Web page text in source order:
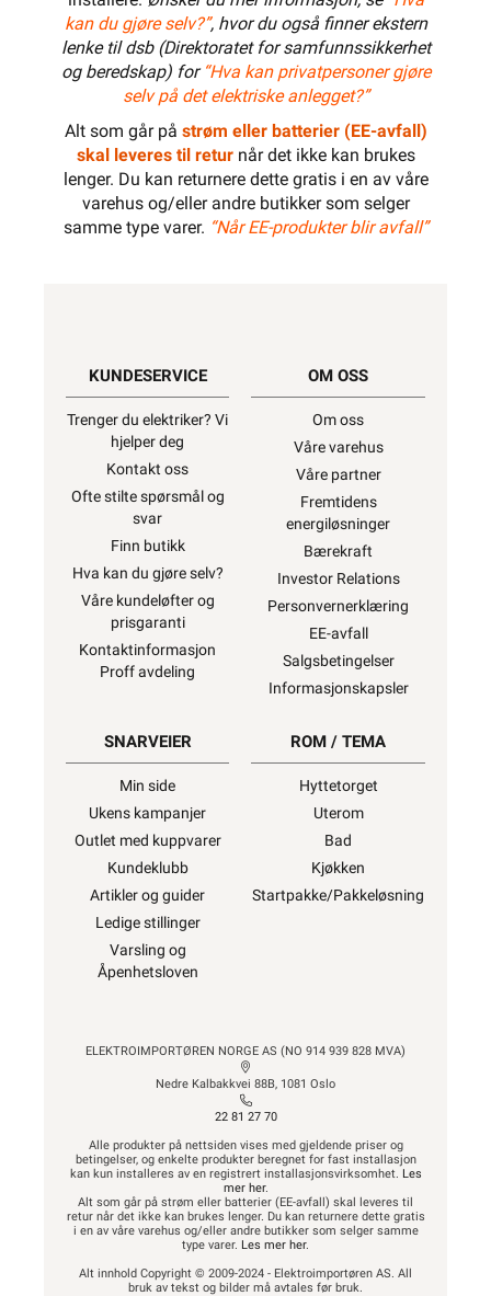
kan du gjøre selv?”, hvor du også finner ekstern
lenke til dsb (Direktoratet for samfunnssikkerhet
og beredskap) for “Hva kan privatpersoner gjøre
selv på det elektriske anlegget?”
Alt som går på strøm eller batterier (EE-avfall)
skal leveres til returnår det ikke kan brukes
lenger. Du kan returnere dette gratis i en av våre
varehus og/eller andre butikker som selger
samme type varer. “Når EE-produkter blir avfall”
KUNDESERVICE
Trenger du elektriker? Vi
hjelper deg
Kontakt oss
Ofte stilte spørsmål og
svar
Finn butikk
Hva kan du gjøre selv?
Våre kundeløfter og
prisgaranti
Kontaktinformasjon
Proff avdeling
OM OSS
Om oss
Våre varehus
Våre partner
Fremtidens
energiløsninger
Bærekraft
Investor Relations
Personvernerklæring
EE-avfall
Salgsbetingelser
Informasjonskapsler
SNARVEIER
Min side
Ukens kampanjer
Outlet med kuppvarer
Kundeklubb
Artikler og guider
Ledige stillinger
Varsling og
Åpenhetsloven
ROM / TEMA
Hyttetorget
Uterom
Bad
Kjøkken
Startpakke/Pakkeløsning
ELEKTROIMPORTØREN NORGE AS (NO 914 939 828 MVA)
Nedre Kalbakkvei 88B, 1081 Oslo
22 81 27 70
Alle produkter på nettsiden vises med gjeldende priser og
betingelser, og enkelte produkter beregnet for fast installasjon
kan kun installeres av en registrert installasjonsvirksomhet. Les
mer her.
Alt som går på strøm eller batterier (EE-avfall) skal leveres til
retur når det ikke kan brukes lenger. Du kan returnere dette gratis
i en av våre varehus og/eller andre butikker som selger samme
type varer. Les mer her.
Alt innhold Copyright © 2009-2024 - Elektroimportøren AS. All
bruk av tekst og bilder må avtales før bruk.